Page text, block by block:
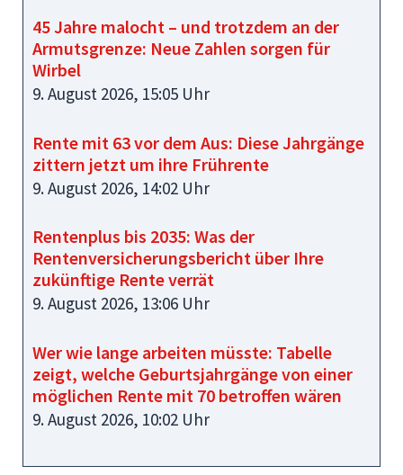
45 Jahre malocht – und trotzdem an der
Armutsgrenze: Neue Zahlen sorgen für
Wirbel
9. August 2026, 15:05 Uhr
Rente mit 63 vor dem Aus: Diese Jahrgänge
zittern jetzt um ihre Frührente
9. August 2026, 14:02 Uhr
Rentenplus bis 2035: Was der
Rentenversicherungsbericht über Ihre
zukünftige Rente verrät
9. August 2026, 13:06 Uhr
Wer wie lange arbeiten müsste: Tabelle
zeigt, welche Geburtsjahrgänge von einer
möglichen Rente mit 70 betroffen wären
9. August 2026, 10:02 Uhr